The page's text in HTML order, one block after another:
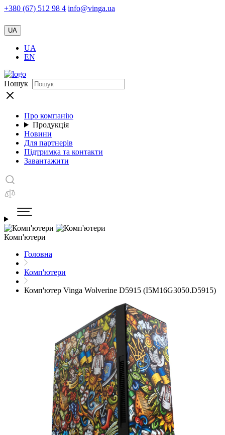
+380 (67) 512 98 4 info@vinga.ua
UA
UA
EN
Пошук
Про компанію
Продукція
Новини
Для партнерів
Підтримка та контакти
Завантажити
Комп'ютери
Головна
Комп'ютери
Комп'ютер Vinga Wolverine D5915 (I5M16G3050.D5915)